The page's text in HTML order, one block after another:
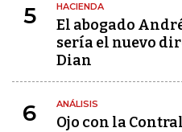
5 HACIENDA
El abogado
sería el nuevo
Dian
6 ANÁLISIS
Ojo con la